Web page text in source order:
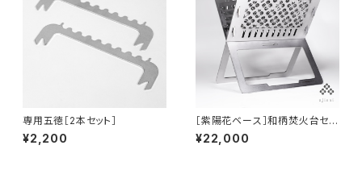
専用五徳［2本セット］
¥2,200
［紫陽花ベース］和柄焚火台セッ
ト
¥22,000